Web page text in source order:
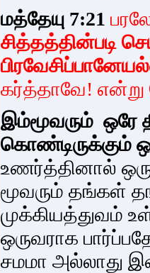
மத்தேயு 7:21
சித்தத்தின்படி
கர்த்தாவே! என்று
இம்மூவரும் ஒரே
கொண்டிருக்கும்
உணர்த்தினால்
மூவரும் தங்கள்
ஒருவராக
சமமா அல்லாது